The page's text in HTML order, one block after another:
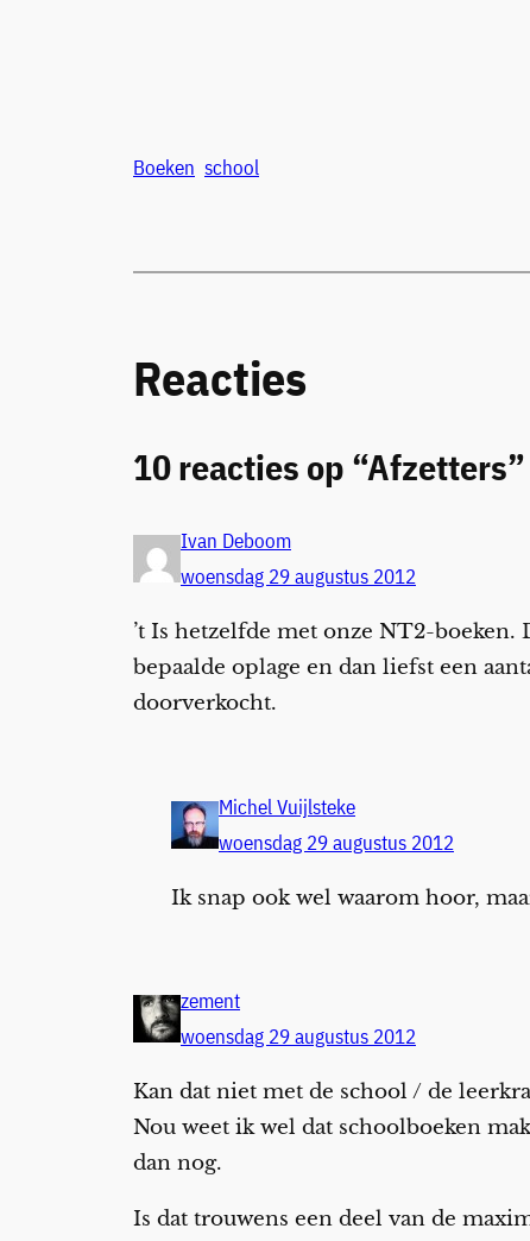
Boeken school
Reacties
10 reacties op “Afzetters”
Ivan Deboom
woensdag 29 augustus 2012
’t Is hetzelfde met onze NT2-
bepaalde oplage en dan liefst een
doorverkocht.
Michel Vuijlsteke
woensdag 29 augustus 2012
Ik snap ook wel waarom hoor,
zement
woensdag 29 augustus 2012
Kan dat niet met de school / de
Nou weet ik wel dat schoolboeken
dan nog.
Is dat trouwens een deel van de